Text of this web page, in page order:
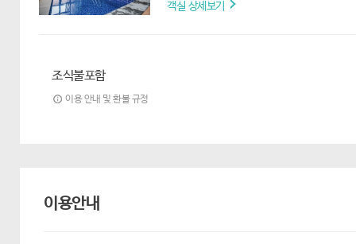
객실 상세보기
조식불포함
이용 안내 및 환불 규정
이용안내